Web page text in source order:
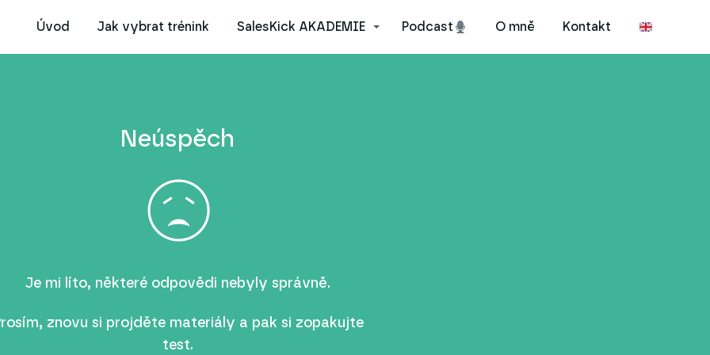
Úvod Jak vybrat trénink SalesKick AKADEMIE Podcast O mně Kontakt
Neúspěch
Je mi líto, některé odpovědi nebyly správně.
znovu si projděte materiály a pak si zopakujte
test.